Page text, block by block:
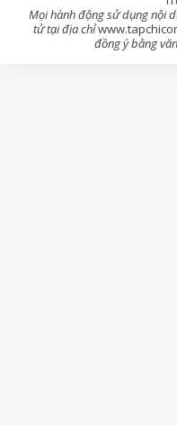
Mọi hành động sử dụng nội
tử tại địa chỉ
đồng ý bằng